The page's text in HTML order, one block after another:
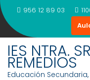
Saltar
al
contenido
956 12 89 03
IES NTRA.
REMEDIOS
Educación